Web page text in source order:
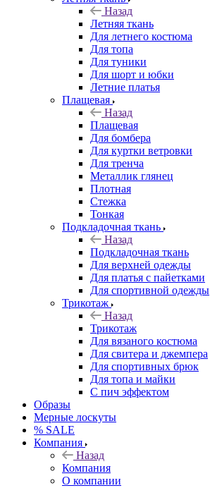
Назад
Летняя ткань
Для летнего костюма
Для топа
Для туники
Для шорт и юбки
Летние платья
Плащевая
Назад
Плащевая
Для бомбера
Для куртки ветровки
Для тренча
Металлик глянец
Плотная
Стежка
Тонкая
Подкладочная ткань
Назад
Подкладочная ткань
Для верхней одежды
Для платья с пайетками
Для спортивной одежды
Трикотаж
Назад
Трикотаж
Для вязаного костюма
Для свитера и джемпера
Для спортивных брюк
Для топа и майки
С пич эффектом
Образы
Мерные лоскуты
% SALE
Компания
Назад
Компания
О компании